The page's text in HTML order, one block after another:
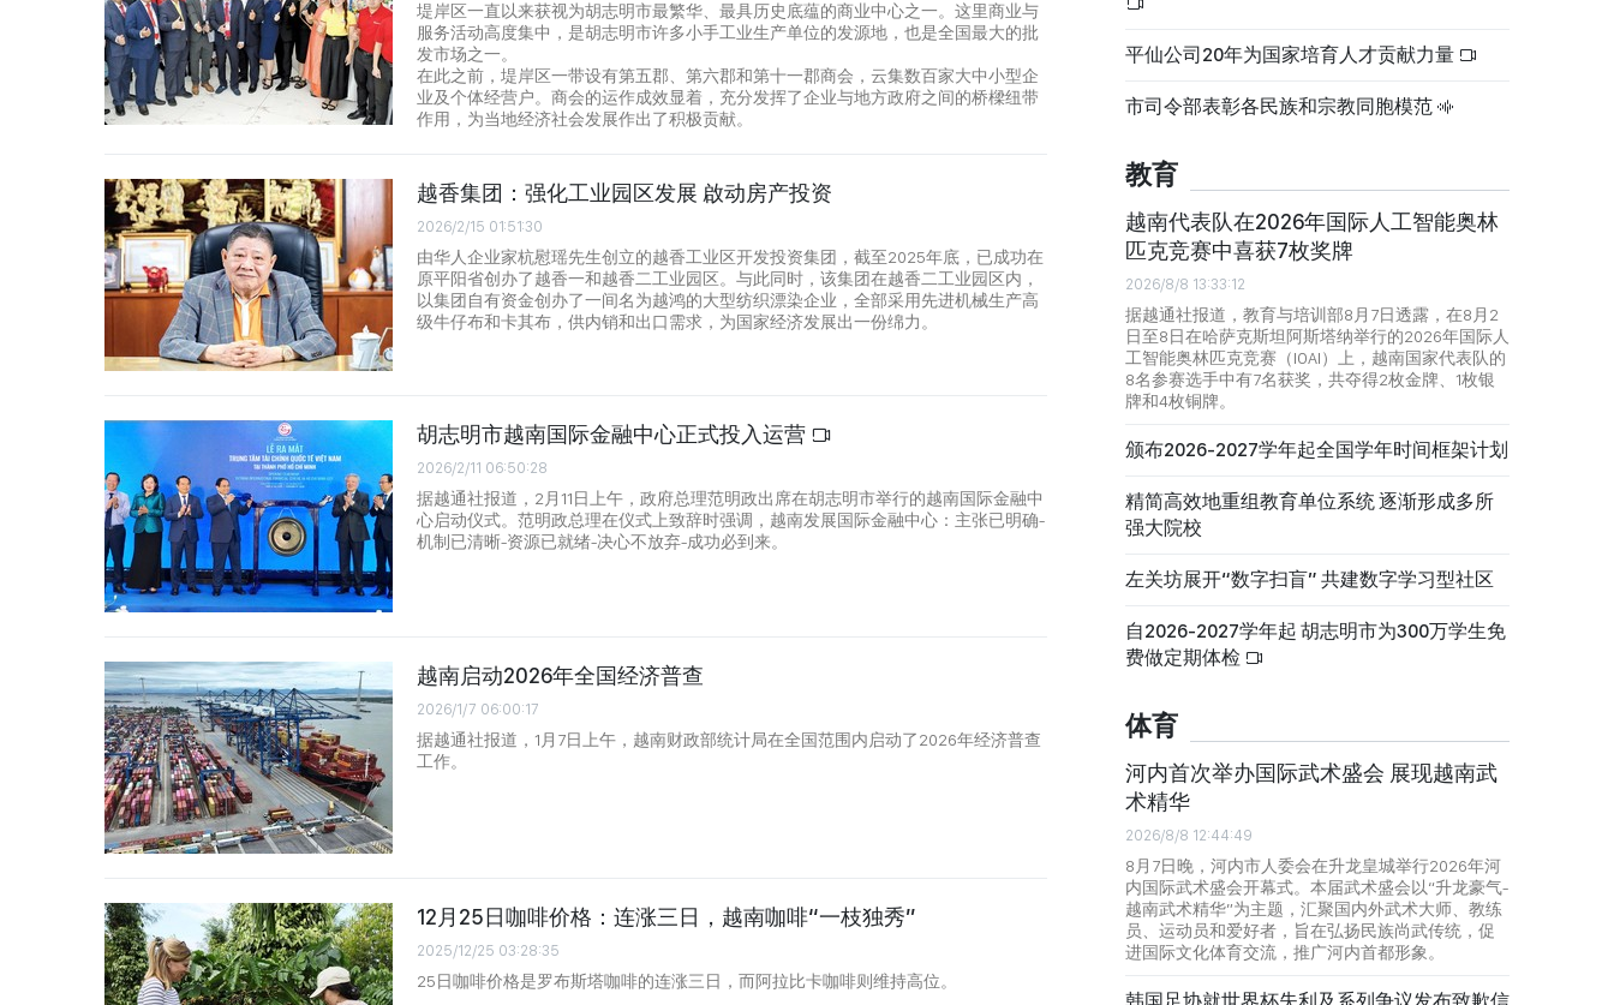
堤岸区一直以来获视为胡志明市最繁华、最具历史底蕴的商业中心之一。这里商业与
服务活动高度集中，是胡志明市许多小手工业生产单位的发源地，也是全国最大的批
发市场之一。
在此之前，堤岸区一带设有第五郡、第六郡和第十一郡商会，云集数百家大中小型企
业及个体经营户。商会的运作成效显着，充分发挥了企业与地方政府之间的桥樑纽带
作用，为当地经济社会发展作出了积极贡献。
越香集团：强化工业园区发展 啟动房产投资
2026/2/15 01:51:30
由华人企业家杭慰瑶先生创立的越香工业区开发投资集团，截至2025年底，已成功在
原平阳省创办了越香一和越香二工业园区。与此同时，该集团在越香二工业园区内，
以集团自有资金创办了一间名为越鸿的大型纺织漂染企业，全部采用先进机械生产高
级牛仔布和卡其布，供内销和出口需求，为国家经济发展出一份绵力。
胡志明市越南国际金融中心正式投入运营
2026/2/11 06:50:28
据越通社报道，2月11日上午，政府总理范明政出席在胡志明市举行的越南国际金融中
心启动仪式。范明政总理在仪式上致辞时强调，越南发展国际金融中心：主张已明确-
机制已清晰-资源已就绪-决心不放弃-成功必到来。
越南启动2026年全国经济普查
2026/1/7 06:00:17
据越通社报道，1月7日上午，越南财政部统计局在全国范围内启动了2026年经济普查
工作。
12月25日咖啡价格：连涨三日，越南咖啡“一枝独秀”
2025/12/25 03:28:35
25日咖啡价格是罗布斯塔咖啡的连涨三日，而阿拉比卡咖啡则维持高位。
平仙公司20年为国家培育人才贡献力量
市司令部表彰各民族和宗教同胞模范
教育
越南代表队在2026年国际人工智能奥林
匹克竞赛中喜获7枚奖牌
2026/8/8 13:33:12
据越通社报道，教育与培训部8月7日透露，在8月2
日至8日在哈萨克斯坦阿斯塔纳举行的2026年国际人
工智能奥林匹克竞赛（IOAI）上，越南国家代表队的
8名参赛选手中有7名获奖，共夺得2枚金牌、1枚银
牌和4枚铜牌。
颁布2026-2027学年起全国学年时间框架计划
精简高效地重组教育单位系统 逐渐形成多所
强大院校
左关坊展开“数字扫盲” 共建数字学习型社区
自2026-2027学年起 胡志明市为300万学生免
费做定期体检
体育
河内首次举办国际武术盛会 展现越南武
术精华
2026/8/8 12:44:49
8月7日晚，河内市人委会在升龙皇城举行2026年河
内国际武术盛会开幕式。本届武术盛会以“升龙豪气-
越南武术精华”为主题，汇聚国内外武术大师、教练
员、运动员和爱好者，旨在弘扬民族尚武传统，促
进国际文化体育交流，推广河内首都形象。
韩国足协就世界杯失利及系列争议发布致歉信